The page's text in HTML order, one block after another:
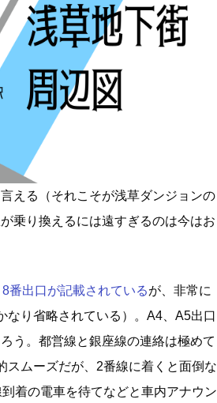
える（それこそが浅草ダンジョンの
乗り換えるには遠すぎるのは今はお
番出口が記載されているが、非常に
なり省略されている）。A4、A5出口
う。都営線と銀座線の連絡は極めて
スムーズだが、2番線に着くと面倒な
着の電車を待てなどと車内アナウン